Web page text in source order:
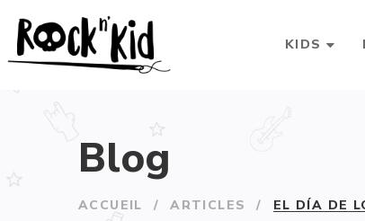
KIDS
Blog
ACCUEIL / ARTICLES / EL DÍA DE